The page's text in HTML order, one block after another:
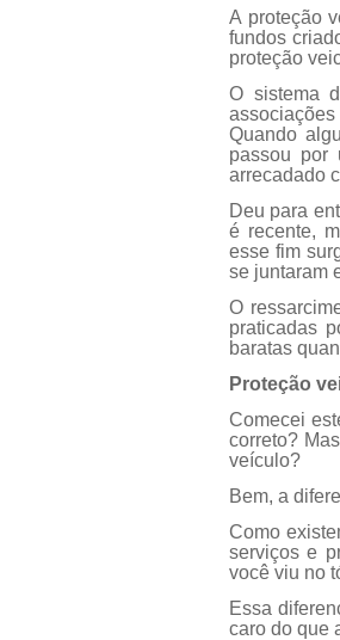
A proteção
fundos
proteção
O sistema
Quando
passou por
arrecadado
Deu para
é recente,
esse fim
se juntaram
O
praticadas
baratas
Proteção
Comecei
correto?
veículo?
Bem, a
Como
serviços e
você viu no
Essa
caro do que